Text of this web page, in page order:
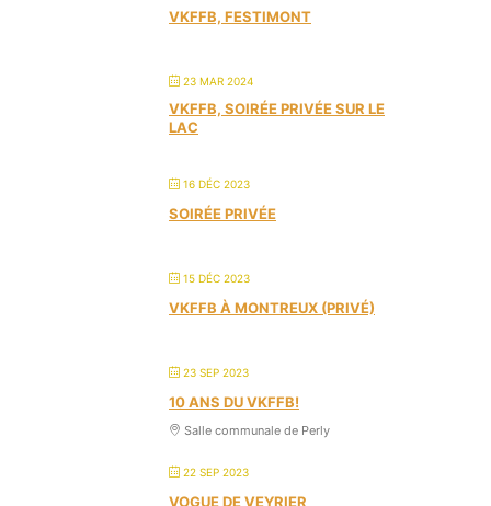
VKFFB, FESTIMONT
23 MAR 2024
VKFFB, SOIRÉE PRIVÉE SUR LE
LAC
16 DÉC 2023
SOIRÉE PRIVÉE
15 DÉC 2023
VKFFB À MONTREUX (PRIVÉ)
23 SEP 2023
10 ANS DU VKFFB!
Salle communale de Perly
22 SEP 2023
VOGUE DE VEYRIER